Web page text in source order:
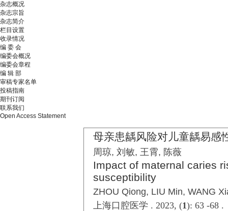
杂志概况
杂志宗旨
杂志简介
栏目设置
收录情况
编 委 会
编委会概况
编委会章程
编 辑 部
审稿专家名单
投稿指南
期刊订阅
联系我们
Open Access Statement
母亲患龋风险对儿童龋易感
周琼, 刘敏, 王霄, 陈薇
Impact of maternal caries
susceptibility
ZHOU Qiong, LIU Min, WANG
上海口腔医学 . 2023, (1): 63 -68 .